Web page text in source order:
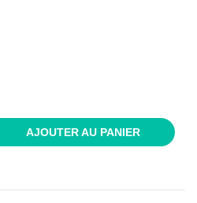
AJOUTER AU PANIER